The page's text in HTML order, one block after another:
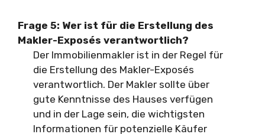
Frage 5: Wer ist für die Erstellung des
Makler-Exposés verantwortlich?
Der Immobilienmakler ist in der Regel für
die Erstellung des Makler-Exposés
verantwortlich. Der Makler sollte über
gute Kenntnisse des Hauses verfügen
und in der Lage sein, die wichtigsten
Informationen für potenzielle Käufer